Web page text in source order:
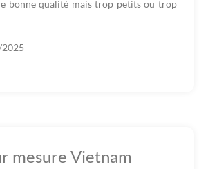
bonne qualité mais trop petits ou trop
mesure Vietnam